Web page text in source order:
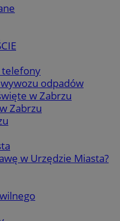
telefony
odpadów
w Zabrzu
Zabrzu
w Urzędzie Miasta?